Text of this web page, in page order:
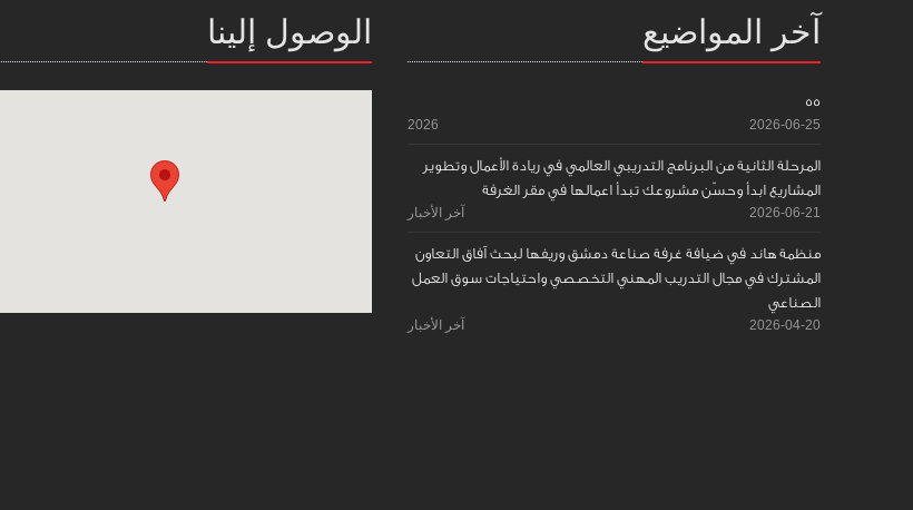
آخر المواضيع
55
2026-06-25
2026
المرحلة الثانية من البرنامج التدريبي العالمي في ريادة الأعمال وتطوير
المشاريع ابدأ وحسّن مشروعك تبدأ اعمالها في مقر الغرفة
2026-06-21 آخر الأخبار
منظمة هاند في ضيافة غرفة صناعة دمشق وريفها لبحث آفاق التعاون
المشترك في مجال التدريب المهني التخصصي واحتياجات سوق العمل
الصناعي
2026-04-20 آخر الأخبار
الوصول إلينا